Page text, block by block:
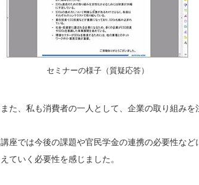
セミナーの様子（質疑応答）
また、私も消費者の一人として、企業の取り組みを
講座では今後の課題や官民学金の連携の必要性な
えていく必要性を感じました。